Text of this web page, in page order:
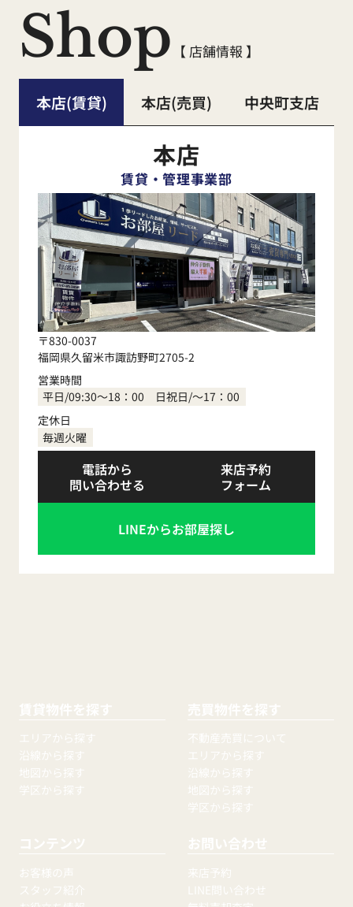
Shop 【 店舗情報 】
本店(賃貸) 本店(売買) 中央町支店
本店
賃貸・管理事業部
〒830-0037
福岡県久留米市諏訪野町2705-2
営業時間
平日/09:30～18：00 日祝日/～17：00
定休日
毎週火曜
電話から
問い合わせる
来店予約
フォーム
LINEからお部屋探し
賃貸物件を探す
エリアから探す
沿線から探す
地図から探す
学区から探す
売買物件を探す
不動産売買について
エリアから探す
沿線から探す
地図から探す
学区から探す
コンテンツ
お客様の声
スタッフ紹介
お問い合わせ
来店予約
LINE問い合わせ